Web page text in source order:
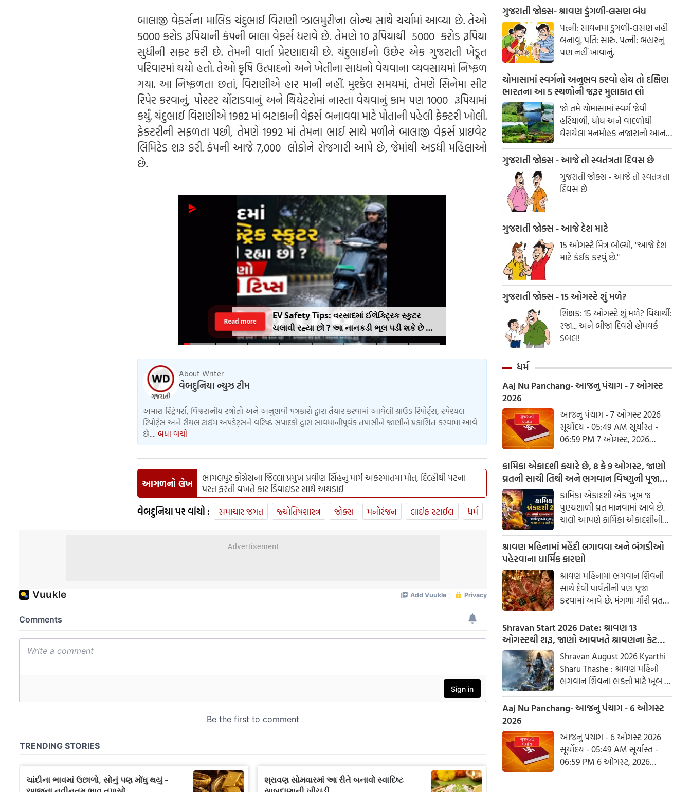
બાલાજી વેફર્સના માલિક ચંદુભાઈ વિરાણી 'ઝાલમુરી'ના લોન્ચ સાથે ચર્ચામાં આવ્યા છે. તેઓ
5000 કરોડ રૂપિયાની કંપની બાલા વેફર્સ ધરાવે છે. તેમણે 10 રૂપિયાથી 5000 કરોડ રૂપિયા
સુધીની સફર કરી છે. તેમની વાર્તા પ્રેરણાદાયી છે. ચંદુભાઈનો ઉછેર એક ગુજરાતી ખેડૂત
પરિવારમાં થયો હતો. તેઓ કૃષિ ઉત્પાદનો અને ખેતીના સાધનો વેચવાના વ્યવસાયમાં નિષ્ફળ
ગયા. આ નિષ્ફળતા છતાં, વિરાણીએ હાર માની નહીં. મુશ્કેલ સમયમાં, તેમણે સિનેમા સીટ
રિપેર કરવાનું, પોસ્ટર ચોંટાડવાનું અને થિયેટરોમાં નાસ્તા વેચવાનું કામ પણ 1000 રૂપિયામાં
કર્યું. ચંદુભાઈ વિરાણીએ 1982 માં બટાકાની વેફર્સ બનાવવા માટે પોતાની પહેલી ફેક્ટરી ખોલી.
ફેક્ટરીની સફળતા પછી, તેમણે 1992 માં તેમના ભાઈ સાથે મળીને બાલાજી વેફર્સ પ્રાઇવેટ
લિમિટેડ શરૂ કરી. કંપની આજે 7,000 લોકોને રોજગારી આપે છે, જેમાંથી અડધી મહિલાઓ
છે.
EV Safety Tips: વરસાદમાં ઈલેક્ટ્રિક સ્કુટર
ચલાવી રહ્યા છો ? આ નાનકડી ભૂલ પડી શકે છે ભારે
.. જાણો સેફ્ટી ટિપ્સ
Read more
About Writer
વેબદુનિયા ન્યુઝ ટીમ
અમારા સ્ટ્રિંગર્સ, વિશ્વસનીય સ્ત્રોતો અને અનુભવી પત્રકારો દ્વારા તૈયાર કરવામાં આવેલી ગ્રાઉંડ રિપોર્ટ્સ, સ્પેશ્યલ
રિપોર્ટ્સ અને રીયલ ટાઈમ અપડેટ્સને વરિષ્ઠ સંપાદકો દ્વારા સાવધાનીપૂર્વક તપાસીને જાણીને પ્રકાશિત કરવામાં આવે
છે.... બધા વાંચો
આગળનો લેખ
ભાગલપુર કોંગ્રેસના જિલ્લા પ્રમુખ પ્રવીણ સિંહનું માર્ગ અકસ્માતમાં મોત, દિલ્હીથી પટના
પરત ફરતી વખતે કાર ડિવાઇડર સાથે અથડાઈ
વેબદુનિયા પર વાંચો : સમાચાર જગત જ્યોતિષશાસ્ત્ર જોક્સ મનોરંજન લાઈફ સ્ટાઈલ ધર્મ
ગુજરાતી જોક્સ- શ્રાવણ ડુંગળી-લસણ બંધ
પત્ની: સાવનમાં ડુંગળી-લસણ નહીં
બનાવું. પતિ: સારું. પત્ની: બહારનું
પણ નહીં ખાવાનું.
ચોમાસામાં સ્વર્ગનો અનુભવ કરવો હોય તો દક્ષિણ
ભારતના આ 5 સ્થળોની જરૂર મુલાકાત લો
જો તમે ચોમાસામાં સ્વર્ગ જેવી
હરિયાળી, ધોધ અને વાદળોથી
ઘેરાયેલા મનમોહક નજારાનો આનંદ
માણવા માંગતા હો, તો દક્ષિણ
ભારતના આ સુંદર સ્થળોની
મુલાકાત જરૂર લો. આ ડેસ્ટિનેશન્સ
તમને કુદરતની ગોદમાં યાદગાર
પ્રવાસનો અદભુત અનુભવ કરાવશે.
ગુજરાતી જોક્સ - આજે તો સ્વતંત્રતા દિવસ છે
ગુજરાતી જોક્સ - આજે તો સ્વતંત્રતા
દિવસ છે
ગુજરાતી જોક્સ - આજે દેશ માટે
15 ઓગસ્ટે મિત્ર બોલ્યો, "આજે દેશ
માટે કંઈક કરવું છે."
ગુજરાતી જોક્સ - 15 ઓગસ્ટે શું મળે?
શિક્ષક: 15 ઓગસ્ટે શું મળે? વિદ્યાર્થી:
રજા... અને બીજા દિવસે હોમવર્ક
ડબલ!
ધર્મ
Aaj Nu Panchang- આજનુ પંચાગ - 7 ઓગસ્ટ
2026
આજનુ પંચાગ - 7 ઓગસ્ટ 2026
સૂર્યોદય - 05:49 AM સૂર્યાસ્ત -
06:59 PM 7 ઓગસ્ટ, 2026
શુક્રવાર આષાઢ વદ નોમ - વિક્રમ
સંવત 2082
કામિકા એકાદશી ક્યારે છે, 8 કે 9 ઓગસ્ટ, જાણો
વ્રતની સાચી તિથી અને ભગવાન વિષ્ણુની પૂજાનું
શુભ મુહૂર્ત
કામિકા એકાદશી એક ખૂબ જ
પુણ્યશાળી વ્રત માનવામાં આવે છે.
ચાલો આપણે કામિકા એકાદશીની
ચોક્કસ તારીખ અને આ દિવસે પૂજા
કરવાનો શુભ સમય જાણીએ.
શ્રાવણ મહિનામાં મહેંદી લગાવવા અને બંગડીઓ
પહેરવાના ધાર્મિક કારણો
શ્રાવણ મહિનામાં ભગવાન શિવની
સાથે દેવી પાર્વતીની પણ પૂજા
કરવામાં આવે છે. મંગળા ગૌરી વ્રત
અને હરિયાળી તીજ જેવા પ્રસંગોએ
મહેંદી લગાવવી અને લીલા રંગના
કપડાં પહેરવા એ પતિના લાંબા
માટે શુભ માનવામાં આવે છે.
આપણી પરંપરાઓમાં, સ્ત્રીઓને
પ્રકૃતિનું સ્વરૂપ માનવામાં આવે છે.
Shravan Start 2026 Date: શ્રાવણ 13
ઓગસ્ટથી શરૂ, જાણો આવખતે શ્રાવણના કેટલા
સોમવાર રહેશે
Shravan August 2026 Kyarthi
Sharu Thashe : શ્રાવણ મહિનો
ભગવાન શિવના ભક્તો માટે ખૂબ જ
ખાસ છે. આ મહિનામાં ભગવાન
શિવની પૂજા કરવાથી ઈચ્છાઓ
ઝડપથી પૂર્ણ થાય છે. ધાર્મિક
માન્યતાઓ અનુસાર, ભગવાન શિવે
આ મહિનામાં દેવી પાર્વતીને પોતાની
પત્ની તરીકે સ્વીકાર્યા હતા. ચાલો
જાણીએ કે આ વર્ષે શ્રાવણમાં કેટલા
Aaj Nu Panchang- આજનુ પંચાગ - 6 ઓગસ્ટ
2026
આજનુ પંચાગ - 6 ઓગસ્ટ 2026
સૂર્યોદય - 05:49 AM સૂર્યાસ્ત -
06:59 PM 6 ઓગસ્ટ, 2026